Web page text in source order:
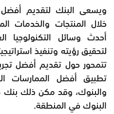
ويسعى البنك لتقديم أفضل
خلال المنتجات والخدمات
أحدث وسائل التكنولوجيا
لتحقيق رؤيته وتنفيذ
تتمحور حول تقديم أفضل
تطبيق أفضل الممارسات
والبنوك، وقد مكن ذلك
البنوك في المنطقة.